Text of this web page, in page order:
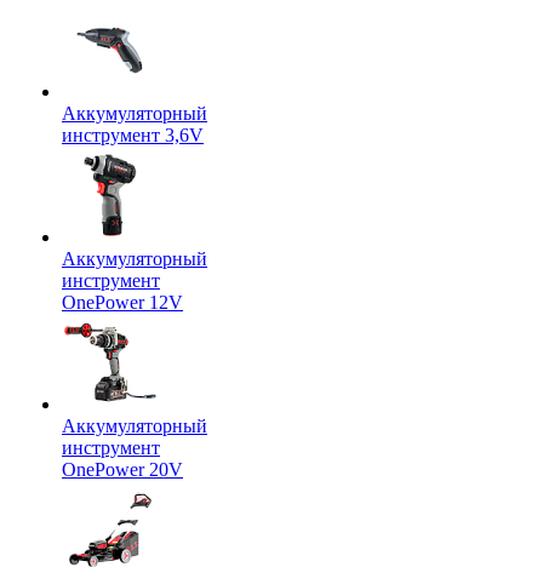
Аккумуляторный
инструмент 3,6V
Аккумуляторный
инструмент
OnePower 12V
Аккумуляторный
инструмент
OnePower 20V